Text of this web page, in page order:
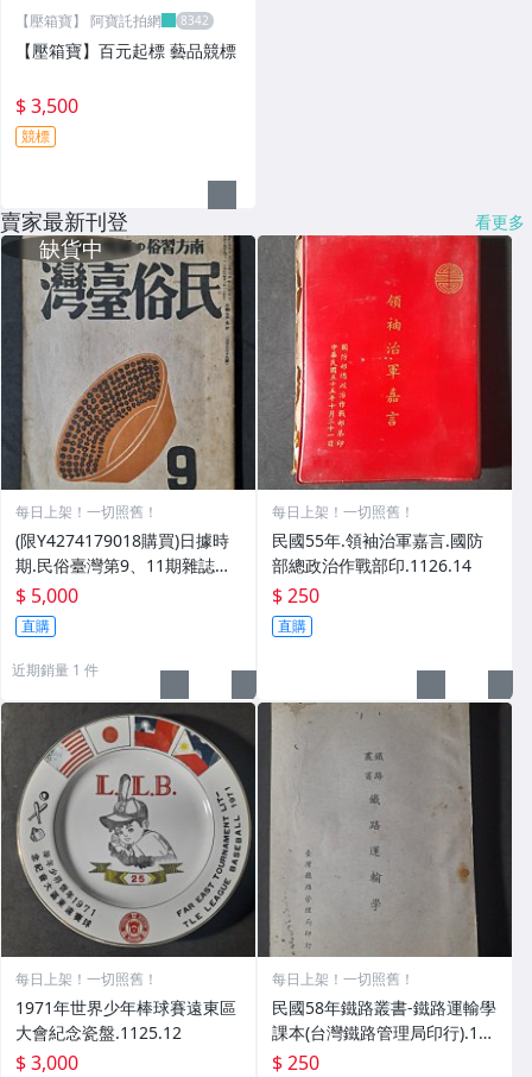
【壓箱寶】 阿寶託拍網
【壓箱寶】百元起標 藝品競標
$ 3,500
競標
賣家最新刊登 看更多
每日上架！一切照舊！
(限Y4274179018購買)日據時
期.民俗臺灣第9、11期雜誌兩
本
$ 5,000
直購
近期銷量 1 件
每日上架！一切照舊！
民國55年.領袖治軍嘉言.國防
部總政治作戰部印.1126.14
$ 250
直購
每日上架！一切照舊！
1971年世界少年棒球賽遠東區
大會紀念瓷盤.1125.12
$ 3,000
每日上架！一切照舊！
民國58年鐵路叢書-鐵路運輸學
課本(台灣鐵路管理局印行).110
6.26
$ 250